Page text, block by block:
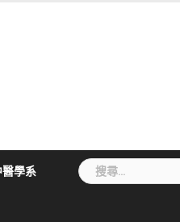
學系
搜
尋